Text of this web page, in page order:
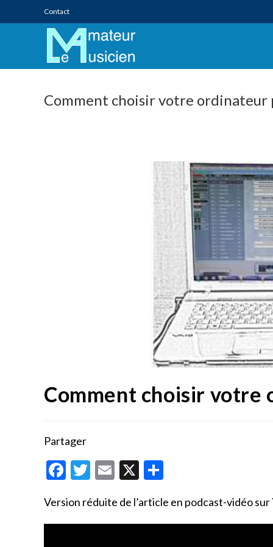
to
Contact
Comment choisir votre ordinateur
Comment choisir votre
Partager
F
e
b
T
itt
er
E
ai
l
X
ta
g
Version réduite de l’article en podcast-vidéo sur